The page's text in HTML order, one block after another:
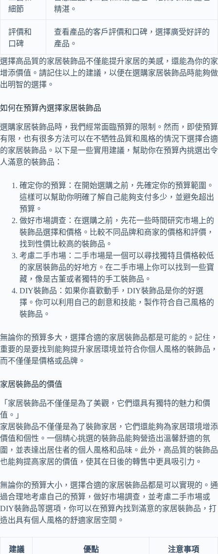
細節
精湛。
評價和
口碑
查看產品的客戶評價和口碑，選擇廣受好評的
產品。
選擇高品質的家居裝飾品不僅能提升家居的美感，還能為你的家
增添價值。請記住以上的建議，以便在選購家居裝飾品時能夠做
出明智的選擇。
如何在預算內選擇家居裝飾品
選購家居裝飾品時，我們經常面臨預算的限制。然而，即使預算
有限，也有很多方法可以在不牺牲品質和風格的情況下選擇合適
的家居裝飾品。以下是一些實用建議，幫助你在預算內挑選出令
人滿意的裝飾品：
確定你的預算：在開始選購之前，先確定你的預算範圍。
這樣可以幫助你明確了解自己能夠支付多少，並避免超出
預算。
做好市場調查：在選購之前，先花一些時間研究市場上的
裝飾品選擇和價格。比較不同品牌和商家的價格和評價，
找到性價比較高的裝飾品。
考慮二手市場：二手市場是一個可以尋找獨特且價格較低
的家居裝飾品的好地方。在二手市場上你可以找到一些寶
藏，像是古董或者獨特的手工裝飾品。
DIY裝飾品：如果你喜歡動手，DIY裝飾品是你的好選
擇。你可以利用自己的創意和技能，製作符合自己風格的
裝飾品。
無論你的預算多大，選擇合適的家居裝飾品都是可能的。記住，
重要的是要找到能夠提升家居環境並符合你個人風格的裝飾品，
而不僅僅是價格或品牌。
家居裝飾品的價值
「家居裝飾品不僅僅是為了美觀，它們還具有獨特的魅力和價
值。」
家居裝飾品不僅僅是為了裝飾家居，它們還能夠為家居環境增添
價值和個性。一個精心挑選的裝飾品能夠營造出溫馨舒適的氛
圍，並表達出居住者的個人風格和品味。此外，高品質的裝飾品
也能夠提高家居的價值，使其在日後的轉售中更具吸引力。
無論你的預算大小，選擇合適的家居裝飾品都是可以實現的。通
過合理地考慮自己的預算，做好市場調查，並考慮二手市場或
DIY裝飾品等選項，你可以在預算內找到滿意的家居裝飾品，打
造出具有個人風格的舒適家居空間。
建議 優點 注意事項